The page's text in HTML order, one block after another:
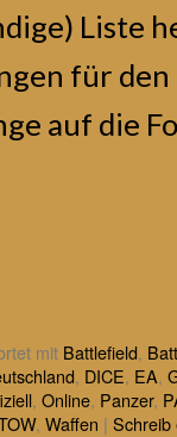
Liste
für den
auf die
mit Battlefield,
, DICE, EA,
, Online, Panzer,
, Waffen | Schreib